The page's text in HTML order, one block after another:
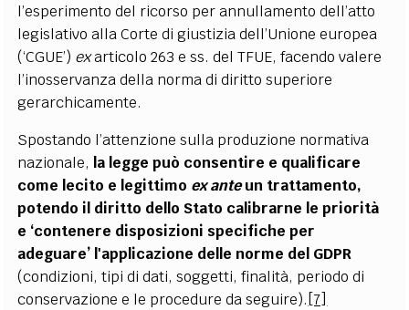
l’esperimento del ricorso per annullamento dell’atto
legislativo alla Corte di giustizia dell’Unione europea
(‘CGUE’) exarticolo 263 e ss. del TFUE, facendo valere
l’inosservanza della norma di diritto superiore
gerarchicamente.
Spostando l’attenzione sulla produzione normativa
nazionale, la legge può consentire e qualificare
come lecito e legittimo ex anteun trattamento,
potendo il diritto dello Stato calibrarne le priorità
e ‘contenere disposizioni specifiche per
adeguare’ l'applicazione delle norme del GDPR
(condizioni, tipi di dati, soggetti, finalità, periodo di
conservazione e le procedure da seguire). [7]